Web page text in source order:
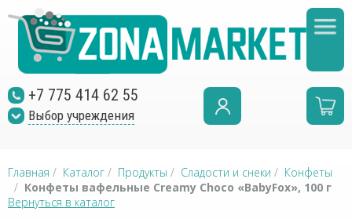
+7 775 414 62 55
Выбор учреждения
Главная / Каталог / Продукты / Сладости и снеки / Конфеты
/ Конфеты вафельные Creamy Choco «BabyFox», 100 г
Вернуться в каталог